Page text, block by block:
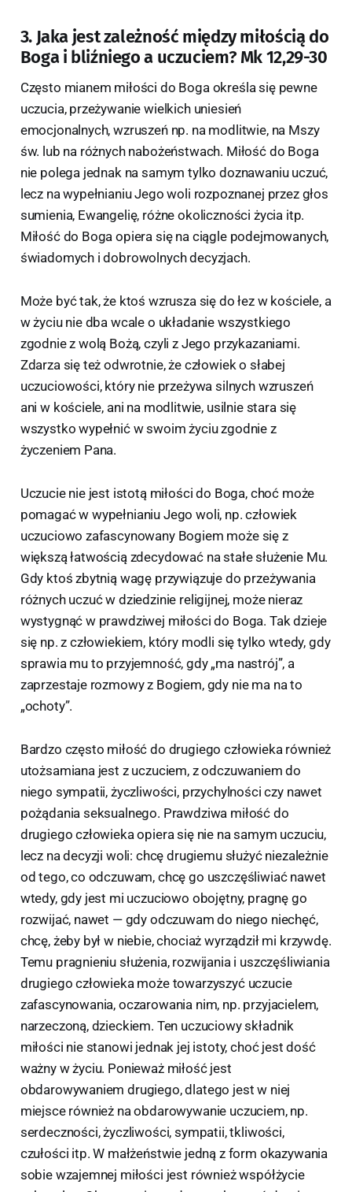
3. Jaka jest zależność między miłością do
Boga i bliźniego a uczuciem? Mk 12,29-30
Często mianem miłości do Boga określa się pewne
uczucia, przeżywanie wielkich uniesień
emocjonalnych, wzruszeń np. na modlitwie, na Mszy
św. lub na różnych nabożeństwach. Miłość do Boga
nie polega jednak na samym tylko doznawaniu uczuć,
lecz na wypełnianiu Jego woli rozpoznanej przez głos
sumienia, Ewangelię, różne okoliczności życia itp.
Miłość do Boga opiera się na ciągle podejmowanych,
świadomych i dobrowolnych decyzjach.
Może być tak, że ktoś wzrusza się do łez w kościele, a
w życiu nie dba wcale o układanie wszystkiego
zgodnie z wolą Bożą, czyli z Jego przykazaniami.
Zdarza się też odwrotnie, że człowiek o słabej
uczuciowości, który nie przeżywa silnych wzruszeń
ani w kościele, ani na modlitwie, usilnie stara się
wszystko wypełnić w swoim życiu zgodnie z
życzeniem Pana.
Uczucie nie jest istotą miłości do Boga, choć może
pomagać w wypełnianiu Jego woli, np. człowiek
uczuciowo zafascynowany Bogiem może się z
większą łatwością zdecydować na stałe służenie Mu.
Gdy ktoś zbytnią wagę przywiązuje do przeżywania
różnych uczuć w dziedzinie religijnej, może nieraz
wystygnąć w prawdziwej miłości do Boga. Tak dzieje
się np. z człowiekiem, który modli się tylko wtedy, gdy
sprawia mu to przyjemność, gdy „ma nastrój”, a
zaprzestaje rozmowy z Bogiem, gdy nie ma na to
„ochoty”.
Bardzo często miłość do drugiego człowieka również
utożsamiana jest z uczuciem, z odczuwaniem do
niego sympatii, życzliwości, przychylności czy nawet
pożądania seksualnego. Prawdziwa miłość do
drugiego człowieka opiera się nie na samym uczuciu,
lecz na decyzji woli: chcę drugiemu służyć niezależnie
od tego, co odczuwam, chcę go uszczęśliwiać nawet
wtedy, gdy jest mi uczuciowo obojętny, pragnę go
rozwijać, nawet — gdy odczuwam do niego niechęć,
chcę, żeby był w niebie, chociaż wyrządził mi krzywdę.
Temu pragnieniu służenia, rozwijania i uszczęśliwiania
drugiego człowieka może towarzyszyć uczucie
zafascynowania, oczarowania nim, np. przyjacielem,
narzeczoną, dzieckiem. Ten uczuciowy składnik
miłości nie stanowi jednak jej istoty, choć jest dość
ważny w życiu. Ponieważ miłość jest
obdarowywaniem drugiego, dlatego jest w niej
miejsce również na obdarowywanie uczuciem, np.
serdeczności, życzliwości, sympatii, tkliwości,
czułości itp. W małżeństwie jedną z form okazywania
sobie wzajemnej miłości jest również współżycie